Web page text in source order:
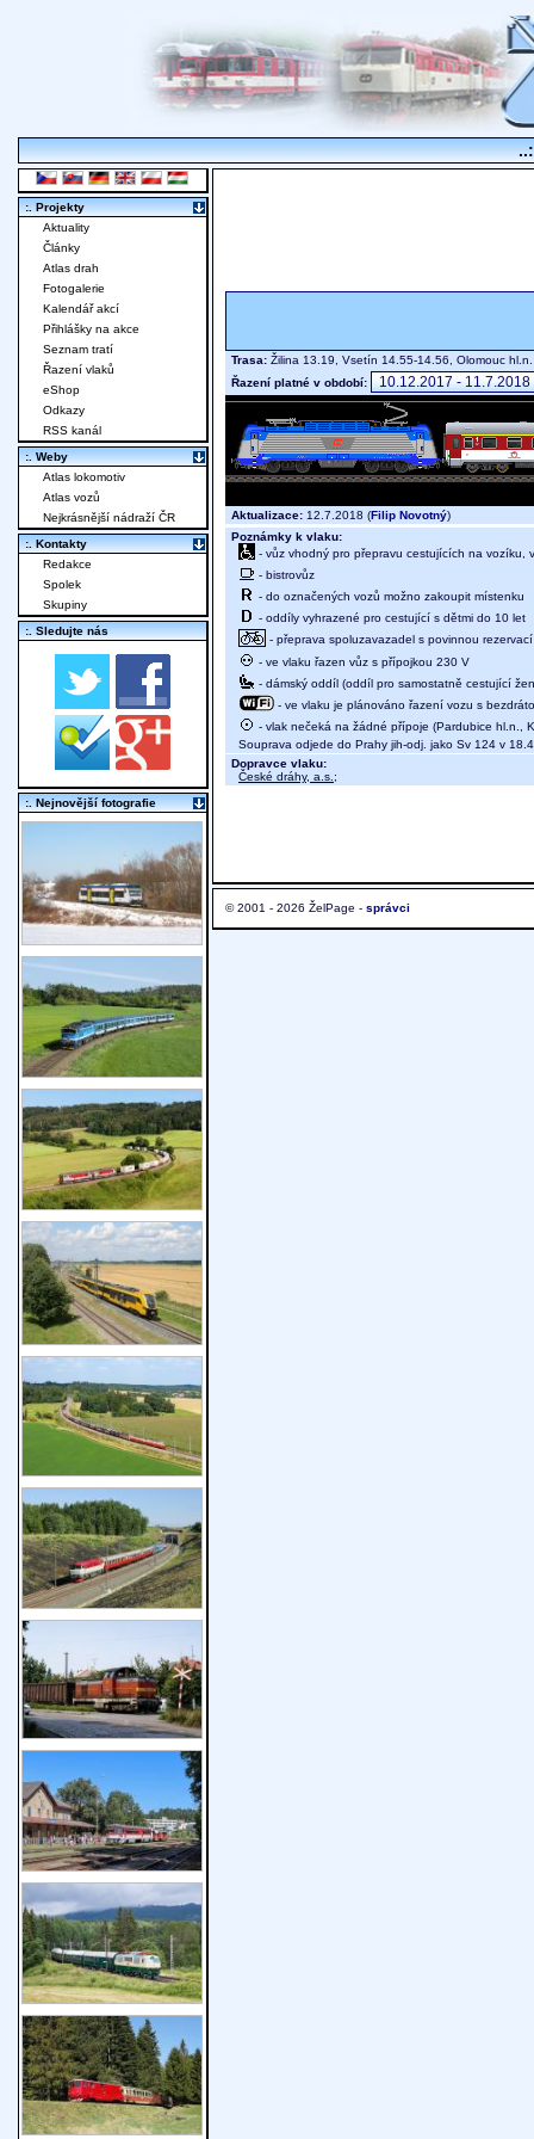
Trasa: Žilina 13.19, Vsetín 14.55-14.56, Olomouc
Řazení platné v období:
Aktualizace: 12.7.2018 (Filip Novotný)
Poznámky k vlaku:
- vůz vhodný pro přepravu cestujících na vozíku,
- bistrovůz
- do označených vozů možno zakoupit místenku
- oddíly vyhrazené pro cestující s dětmi do 10 let
- přeprava spoluzavazadel s povinnou
- ve vlaku řazen vůz s přípojkou 230 V
- dámský oddíl (oddíl pro samostatně cestující
- ve vlaku je plánováno řazení vozu s
- vlak nečeká na žádné přípoje (Pardubice hl.n.,
Souprava odjede do Prahy jih-odj. jako Sv 124 v
Dopravce vlaku:
České dráhy, a.s. ;
© 2001 - 2026 ŽelPage - správci
:. Projekty
Aktuality
Články
Atlas drah
Fotogalerie
Kalendář akcí
Přihlášky na akce
Seznam tratí
Řazení vlaků
eShop
Odkazy
RSS kanál
:. Weby
Atlas lokomotiv
Atlas vozů
Nejkrásnější nádraží ČR
:. Kontakty
Redakce
Spolek
Skupiny
:. Sledujte nás
:. Nejnovější fotografie